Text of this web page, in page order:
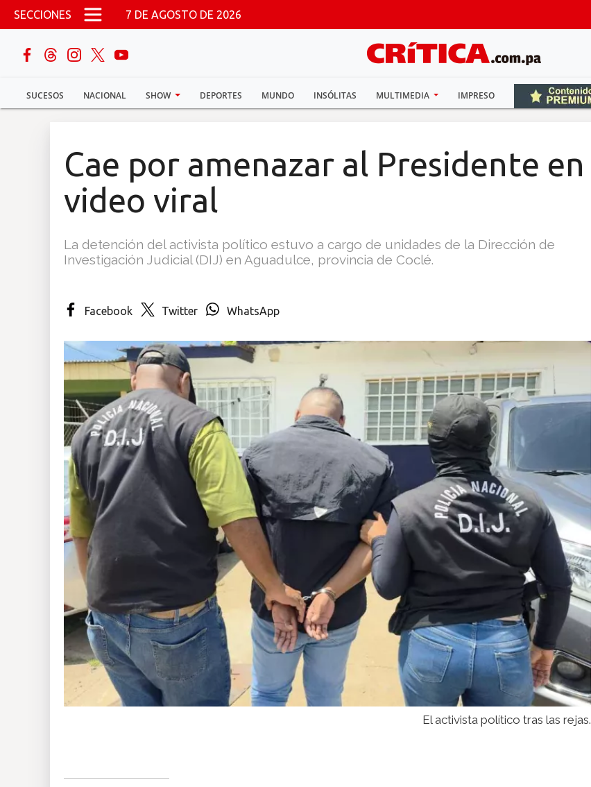
Pasar al contenido principal
SECCIONES 7 DE AGOSTO DE 2026
SUCESOS NACIONAL SHOW DEPORTES MUNDO INSÓLITAS MULTIMEDIA IMPRESO
buscar
Sucesos
Multimedia
Cae por amenazar al Presidente en
video viral
La detención del activista político estuvo a cargo de unidades de la Dirección de
Investigación Judicial (DIJ) en Aguadulce, provincia de Coclé.
Facebook Twitter WhatsApp
El activista político tras las rejas.